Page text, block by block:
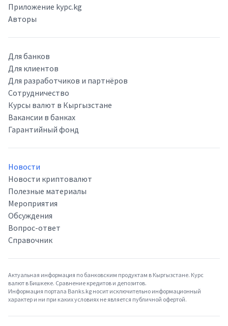
Приложение kypc.kg
Авторы
Для банков
Для клиентов
Для разработчиков и партнёров
Сотрудничество
Курсы валют в Кыргызстане
Вакансии в банках
Гарантийный фонд
Новости
Новости криптовалют
Полезные материалы
Мероприятия
Обсуждения
Вопрос-ответ
Справочник
Актуальная информация по банковским продуктам в Кыргызстане. Курс
валют в Бишкеке. Сравнение кредитов и депозитов.
Информация портала Banks.kg носит исключительно информационный
характер и ни при каких условиях не является публичной офертой.